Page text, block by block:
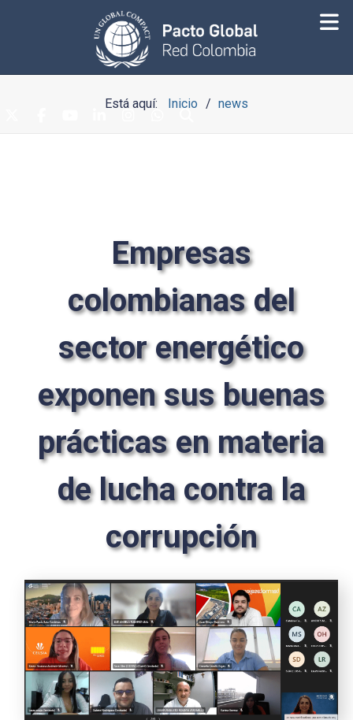
Está aquí: Inicio news
Empresas
colombianas del
sector energético
exponen sus buenas
prácticas en materia
de lucha contra la
corrupción